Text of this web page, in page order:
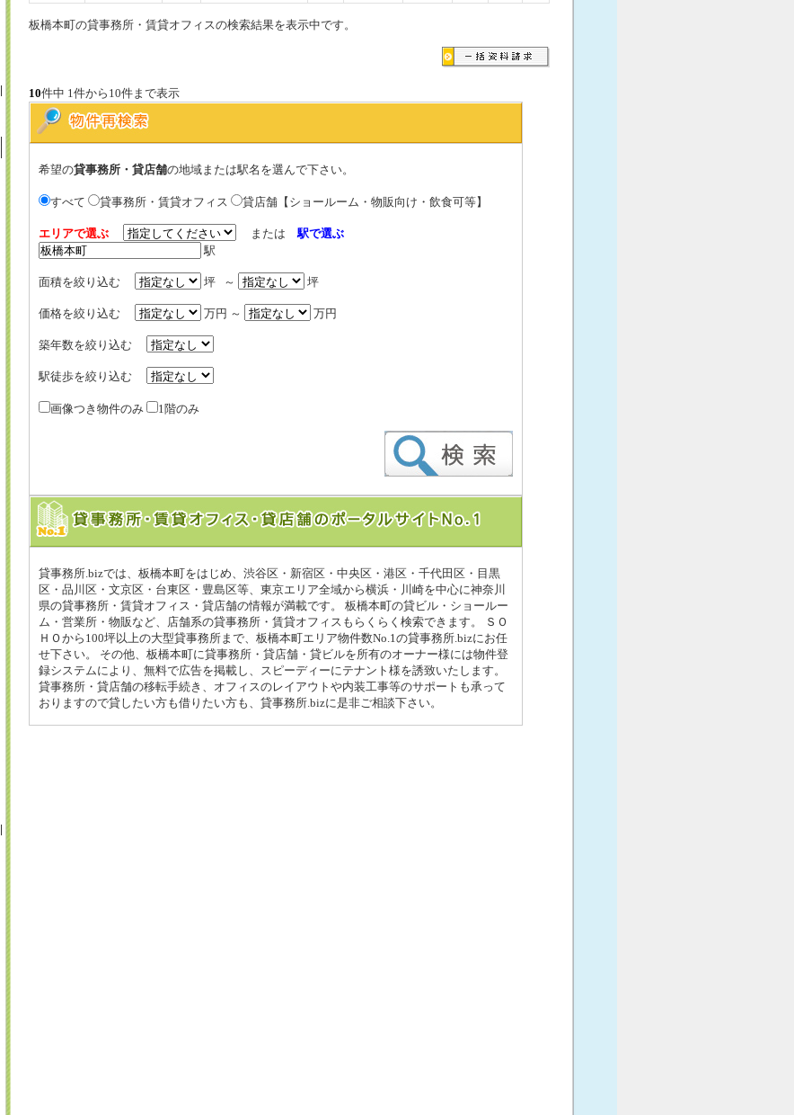
板橋本町の貸事務所・賃貸オフィスの検索結果を表示中です。
10件中 1件から10件まで表示
希望の貸事務所・貸店舗の地域または駅名を選んで下さい。
すべて 貸事務所・賃貸オフィス 貸店舗【ショールーム・物販向け・飲食可等】
エリアで選ぶ または駅で選ぶ
駅
面積を絞り込む 坪 ～ 坪
価格を絞り込む 万円 ～ 万円
築年数を絞り込む
駅徒歩を絞り込む
画像つき物件のみ 1階のみ
貸事務所.bizでは、板橋本町をはじめ、渋谷区・新宿区・中央区・港区・千代田区・目黒
区・品川区・文京区・台東区・豊島区等、東京エリア全域から横浜・川崎を中心に神奈川
県の貸事務所・賃貸オフィス・貸店舗の情報が満載です。 板橋本町の貸ビル・ショールー
ム・営業所・物販など、店舗系の貸事務所・賃貸オフィスもらくらく検索できます。 ＳＯ
ＨＯから100坪以上の大型貸事務所まで、板橋本町エリア物件数No.1の貸事務所.bizにお任
せ下さい。 その他、板橋本町に貸事務所・貸店舗・貸ビルを所有のオーナー様には物件登
録システムにより、無料で広告を掲載し、スピーディーにテナント様を誘致いたします。
貸事務所・貸店舗の移転手続き、オフィスのレイアウトや内装工事等のサポートも承って
おりますので貸したい方も借りたい方も、貸事務所.bizに是非ご相談下さい。